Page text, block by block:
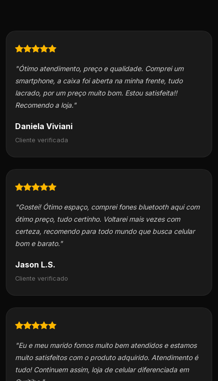
"Ótimo atendimento, preço e qualidade. Comprei um
smartphone, a caixa foi aberta na minha frente, tudo
lacrado, por um preço muito bom. Estou satisfeita!!
Recomendo a loja."
Daniela Viviani
Cliente verificada
"Gostei! Ótimo espaço, comprei fones bluetooth aqui com
ótimo preço, tudo certinho. Voltarei mais vezes com
certeza, recomendo para todo mundo que busca celular
bom e barato."
Jason L.S.
Cliente verificado
"Eu e meu marido fomos muito bem atendidos e estamos
muito satisfeitos com o produto adquirido. Atendimento é
tudo! Continuem assim, loja de celular diferenciada em